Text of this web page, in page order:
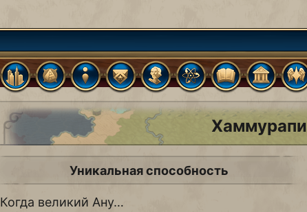
Хаммурапи
Уникальная способность
Когда великий Ану…